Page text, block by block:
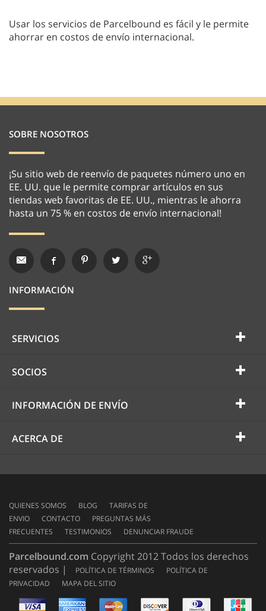
Usar los servicios de Parcelbound es fácil y le permite
ahorrar en costos de envío internacional.
SOBRE NOSOTROS
¡Su sitio web de reenvío de paquetes número uno en
EE. UU. que le permite comprar artículos en sus
tiendas web favoritas de EE. UU., mientras le ahorra
hasta un 75 % en costos de envío internacional!
INFORMACIÓN
SERVICIOS
SOCIOS
INFORMACIÓN DE ENVÍO
ACERCA DE
QUIENES SOMOS BLOG
TARIFAS DE
ENVIO
CONTACTO
PREGUNTAS MÁS
FRECUENTES
TESTIMONIOS DENUNCIAR FRAUDE
Parcelbound.com Copyright 2012 Todos los derechos
reservados |
POLÍTICA DE TÉRMINOS
POLÍTICA DE
PRIVACIDAD
MAPA DEL SITIO
AMERICAN